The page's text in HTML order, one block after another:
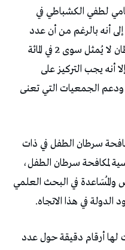
لطفي الكشباطي في
أنه بالرغم من أن عدد
الإصابات لدى الأطفال بمرض السرطان لا يُمثل سوى 2 في المائة
أنه يجب التركيز على
ودعم الجمعيات التي تعنى
سرطان الطفل في ذات
لمكافحة سرطان الطفل،
والمُسَاعدة في البحث العلمي
في هذا الاتجاه.
لها أرقام دقيقة حول عدد